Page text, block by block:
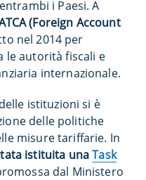
i Paesi. A
(Foreign Account
nel 2014 per
le autorità fiscali e
internazionale.
istituzioni si è
delle politiche
misure tariffarie. In
istituita unaTask
dal Ministero